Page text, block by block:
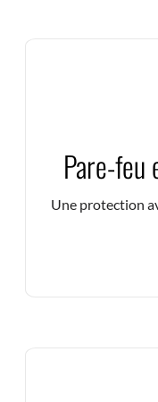
Pare-feu
Une protection
Déployez des
menaces en